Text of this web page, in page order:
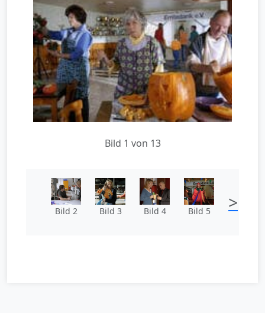
Bild 1 von 13
Bild 2 Bild 3 Bild 4 Bild 5 >